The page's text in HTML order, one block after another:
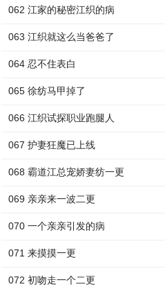
062 江家的秘密江织的病
063 江织就这么当爸爸了
064 忍不住表白
065 徐纺马甲掉了
066 江织试探职业跑腿人
067 护妻狂魔已上线
068 霸道江总宠娇妻纺一更
069 亲亲来一波二更
070 一个亲亲引发的病
071 来摸摸一更
072 初吻走一个二更